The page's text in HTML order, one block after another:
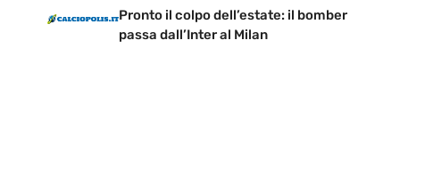
Pronto il colpo dell’estate: il bomber
passa dall’Inter al Milan